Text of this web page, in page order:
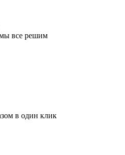
мы все решим
в один клик